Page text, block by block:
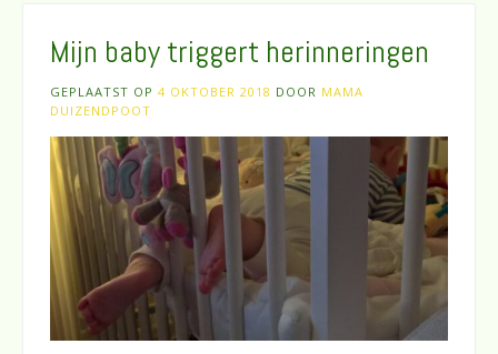
Mijn baby triggert herinneringen
GEPLAATST OP 4 OKTOBER 2018 DOOR MAMA
DUIZENDPOOT